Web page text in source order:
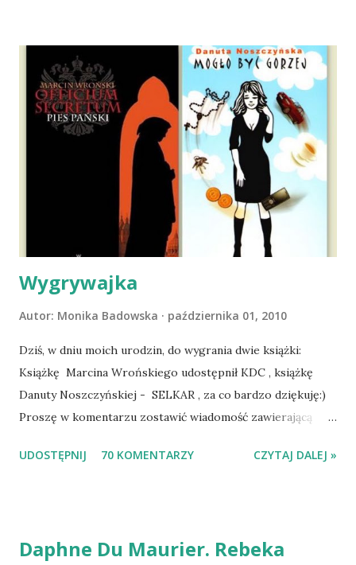
wspólnego życia przeczytacie TUTAJ i TUTAJ . Gdy już
nieco okrzepliśmy w codzienności z psem, a Amber - z
ludźmi i kotami, pojawił się pomysł na wspólny jesienny
wyjazd w Beskid Niski. Zanim to jednak się stało psica miała
atak padaczki, co spowodowało, że wyjazd odwołaliśmy,
wdrożyliśmy leczenie i od nowa zaczęliśmy oswajać z nami i
wspólnym życiem zdezorientowanego chorobą psa. Udało
się ustabilizować zawirowania zdrowotne i wówczas
zaczęliśmy się cieszyć sobą wzajemnie już na 100%.
Dopier...
Wygrywajka
Autor: Monika Badowska października 01, 2010
Dziś, w dniu moich urodzin, do wygrania dwie książki:
Książkę Marcina Wrońskiego udostępnił KDC , książkę
Danuty Noszczyńskiej - SELKAR , za co bardzo dziękuję:)
Proszę w komentarzu zostawić wiadomość zawierającą
Losowanie odbędzie się w niedzielę o 8:00. Zapraszam
UDOSTĘPNIJ 70 KOMENTARZY CZYTAJ DALEJ »
Daphne Du Maurier. Rebeka